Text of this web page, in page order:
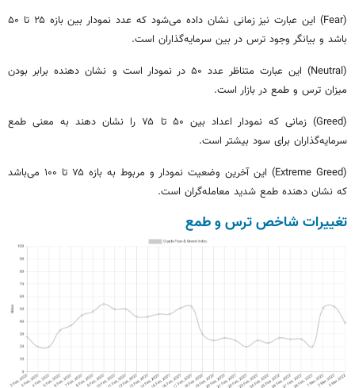
(Fear) این عبارت نیز زمانی نشان داده می‌شود که عدد نمودار بین بازه ۲۵ تا ۵۰
باشد و بیانگر وجود ترس در بین سرمایه‌گذاران است.
(Neutral) این عبارت متناظر عدد ۵۰ در نمودار است و نشان دهنده برابر بودن
میزان ترس و طمع در بازار است.
(Greed) زمانی که نمودار اعداد بین ۵۰ تا ۷۵ را نشان دهند به معنی طمع
سرمایه‌گذاران برای سود بیشتر است.
(Extreme Greed) این آخرین وضعیت نمودار و مربوط به بازه ۷۵ تا ۱۰۰ می‌باشد
که نشان دهنده طمع شدید معامله‌گران است.
تغییرات شاخص ترس و طمع